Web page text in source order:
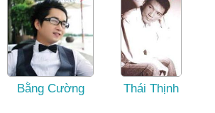
Bằng Cường Thái Thịnh